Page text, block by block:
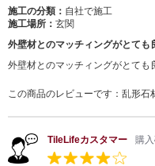
施工の分類： 自社で施工
施工場所： 玄関
外壁材とのマッチィングがとても
外壁材とのマッチィングがとても
この商品のレビューです： 乱形石
TileLifeカスタマー 購